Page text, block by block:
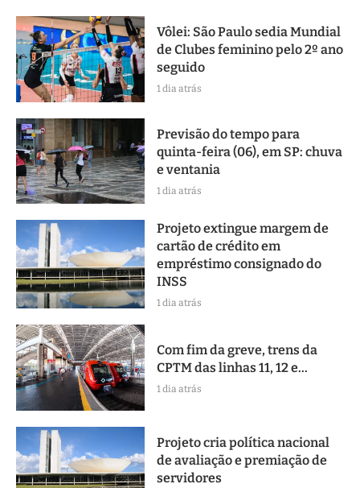
Vôlei: São Paulo sedia Mundial
de Clubes feminino pelo 2º ano
seguido
1 dia atrás
Previsão do tempo para
quinta-feira (06), em SP: chuva
e ventania
1 dia atrás
Projeto extingue margem de
cartão de crédito em
empréstimo consignado do
INSS
1 dia atrás
Com fim da greve, trens da
CPTM das linhas 11, 12 e...
1 dia atrás
Projeto cria política nacional
de avaliação e premiação de
servidores